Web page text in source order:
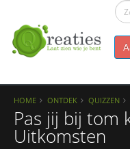
HOME ONTDEK QUIZZEN
Pas jij bij tom
Uitkomsten